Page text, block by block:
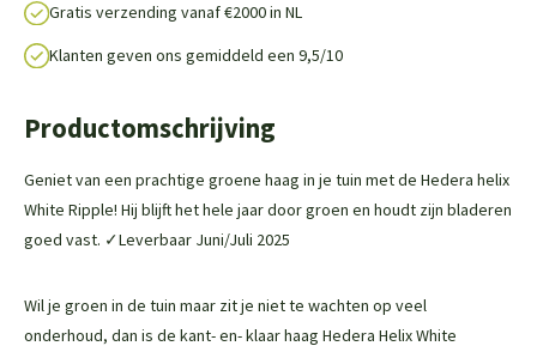
Gratis verzending vanaf €2000 in NL
Klanten geven ons gemiddeld een 9,5/10
Productomschrijving
Geniet van een prachtige groene haag in je tuin met de Hedera helix
White Ripple! Hij blijft het hele jaar door groen en houdt zijn bladeren
goed vast. ✓Leverbaar Juni/Juli 2025
Wil je groen in de tuin maar zit je niet te wachten op veel
onderhoud, dan is de kant- en- klaar haag Hedera Helix White